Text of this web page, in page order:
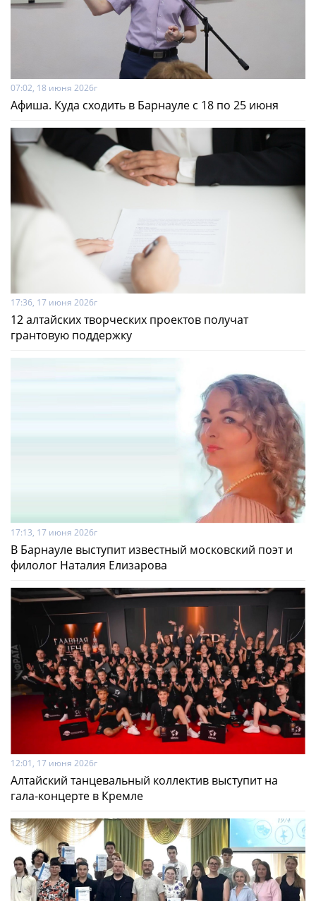
07:02, 18 июня 2026г
Афиша. Куда сходить в Барнауле с 18 по 25 июня
17:36, 17 июня 2026г
12 алтайских творческих проектов получат
грантовую поддержку
17:13, 17 июня 2026г
В Барнауле выступит известный московский поэт и
филолог Наталия Елизарова
12:01, 17 июня 2026г
Алтайский танцевальный коллектив выступит на
гала-концерте в Кремле